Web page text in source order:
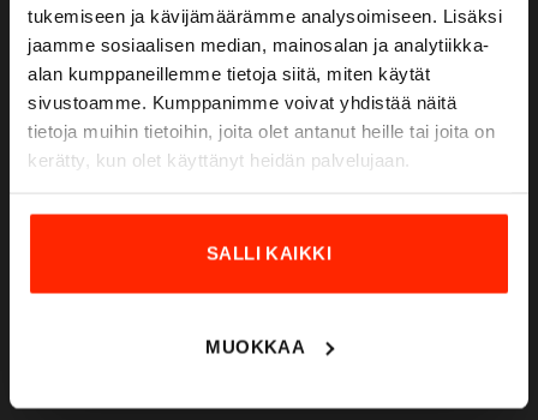
tukemiseen ja kävijämäärämme analysoimiseen. Lisäksi
jaamme sosiaalisen median, mainosalan ja analytiikka-
alan kumppaneillemme tietoja siitä, miten käytät
sivustoamme. Kumppanimme voivat yhdistää näitä
tietoja muihin tietoihin, joita olet antanut heille tai joita on
kerätty, kun olet käyttänyt heidän palvelujaan.
SALLI KAIKKI
MUOKKAA
email:info@origopro.com
Tel.+3584578340002
VAT:FI04601057
CUSTOMER SERVICE
+3584578340002
Weekdays